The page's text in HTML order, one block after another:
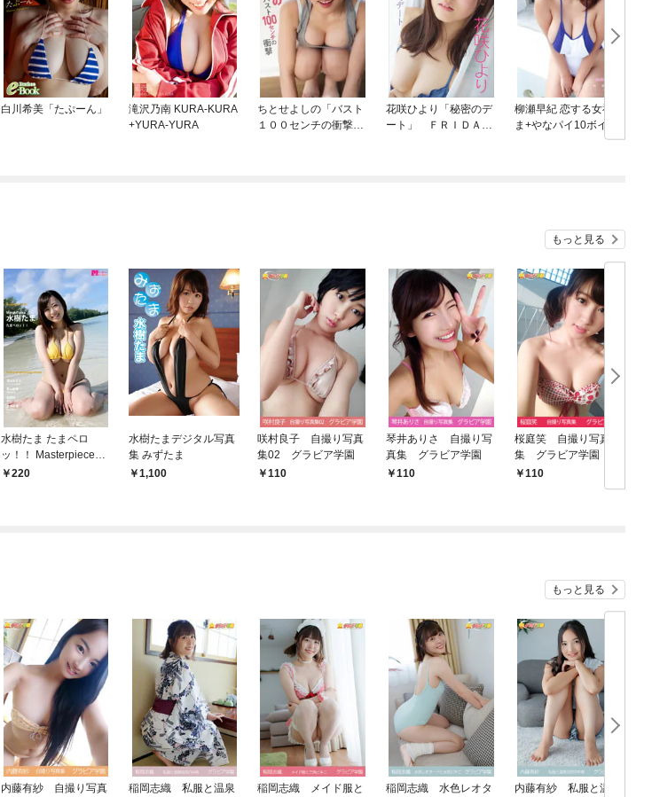
白川希美「たぷーん」
滝沢乃南 KURA-KURA
+YURA-YURA
ちとせよしの「バスト
１００センチの衝撃」
花咲ひより「秘密のデ
ート」 ＦＲＩＤＡＹ
柳瀬早紀 恋する女神さ
ま+やなパイ10ボイン
もっと見る
水樹たま たまペロ
ッ！！ Masterpiece#1
80220
水樹たまデジタル写真
集 みずたま
1,100
咲村良子 自撮り写真
集02 グラビア学園
110
琴井ありさ 自撮り写
真集 グラビア学園
110
桜庭笑 自撮り写真
集 グラビア学園
110
もっと見る
内藤有紗 自撮り写真
稲岡志織 私服と温泉
稲岡志織 メイド服と
稲岡志織 水色レオタ
内藤有紗 私服と温泉